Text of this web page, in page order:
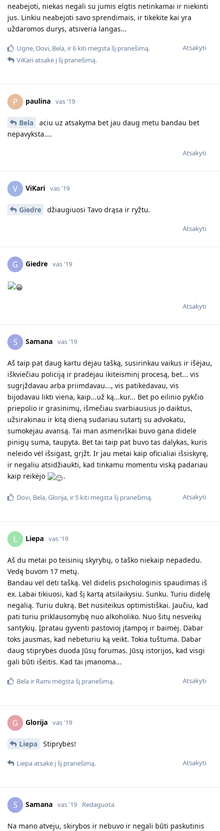
neabejoti, niekas negali su jumis elgtis netinkamai ir niekinti
jus. Linkiu neabejoti savo sprendimais, ir tikėkite kai yra
uždaromos durys, atsiveria langas...
Atsakyti
Ugne, Dovi, Bela, ir6 kiti mėgsta šį pranešimą.
ViKariatsakė į šį pranešimą.
P paulina vas '19
Bela
aciu uz atsakyma bet jau daug metu bandau bet
nepavyksta....
Atsakyti
V ViKari vas '19
Giedre džiaugiuosi Tavo drąsa ir ryžtu.
Atsakyti
G Giedre vas '19
Atsakyti
S Samana vas '19
Aš taip pat daug kartu dėjau tašką, susirinkau vaikus ir išėjau,
iškviečiau policiją ir pradėjau ikiteisminį procesą, bet... vis
sugrįždavau arba priimdavau..., vis patikėdavau, vis
bijodavau likti viena, kaip...už ką...kur... Bet po eilinio pykčio
priepolio ir grasinimų, išmečiau svarbiausius jo daiktus,
užsirakinau ir kitą dieną sudariau sutartį su advokatu,
sumokėjau avansą. Tai man asmeniškai buvo gana didelė
pinigų suma, taupyta. Bet tai taip pat buvo tas dalykas, kuris
neleido vėl išsigast, grįžt. Ir jau metai kaip oficialiai išsiskyrę,
ir negaliu atsidžiaukti, kad tinkamu momentu viską padariau
kaip reikėjo
.
Atsakyti
Dovi, Bela,Glorija, ir 5 kiti mėgsta šį pranešimą.
L Liepa vas '19
Aš du metai po teisinių skyrybų, o taško niekaip nepadedu.
Vedę buvom 17 metų.
Bandau vėl dėti tašką. Vėl didelis psichologinis spaudimas iš
ex. Labai tikiuosi, kad šį kartą atsilaikysiu. Sunku. Turiu didelę
negalią. Turiu dukrą. Bet nusiteikus optimistiškai. Jaučiu, kad
pati turiu priklausomybę nuo alkoholiko. Nuo šitų nesveikų
santykių. Įpratau gyventi pastovioj įtampoj ir baimėj. Dabar
toks jausmas, kad nebeturiu ką veikt. Tokia tuštuma. Dabar
daug stiprybės duoda Jūsų forumas. Jūsų istorijos, kad visgi
gali būti išeitis. Kad tai įmanoma...
Atsakyti
Bela ir Rami mėgsta šį pranešimą.
G Glorija vas '19
Liepa Stiprybės!
Atsakyti
Liepaatsakė į šį pranešimą.
S Samana vas '19 Redaguota
Na mano atveju, skirybos ir nebuvo ir negali būti paskutinis